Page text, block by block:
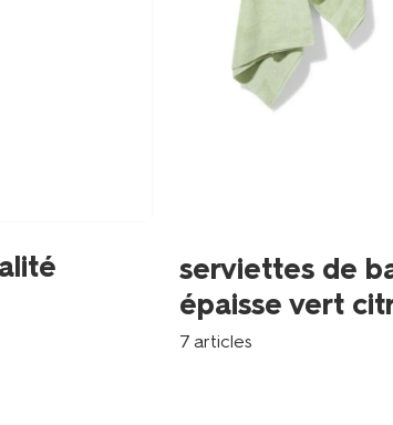
serviettes de
épaisse vert
7 articles